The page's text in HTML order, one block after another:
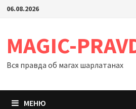
Перейти
06.08.2026
MAGIC-
Вся правда об магах шарлатанах
МЕНЮ